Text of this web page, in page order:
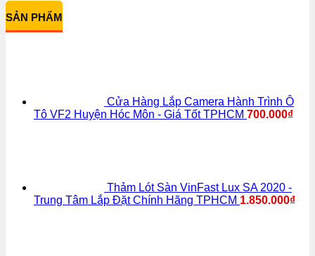
SẢN PHẨM
Cửa Hàng Lắp Camera Hành Trình Ô
Tô VF2 Huyện Hóc Môn - Giá Tốt TPHCM 700.000₫
Thảm Lót Sàn VinFast Lux SA 2020 -
Trung Tâm Lắp Đặt Chính Hãng TPHCM 1.850.000₫